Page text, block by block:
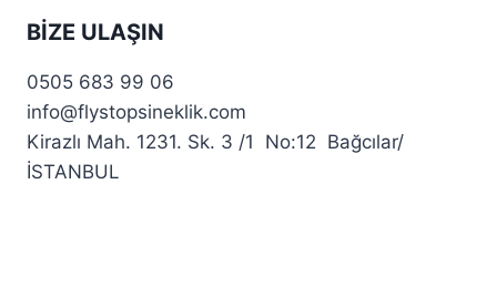
BIZE ULAŞIN
0505 683 99 06
info@flystopsineklik.com
Kirazlı Mah. 1231. Sk. 3 /1 No:12 Bağcılar/
İSTANBUL